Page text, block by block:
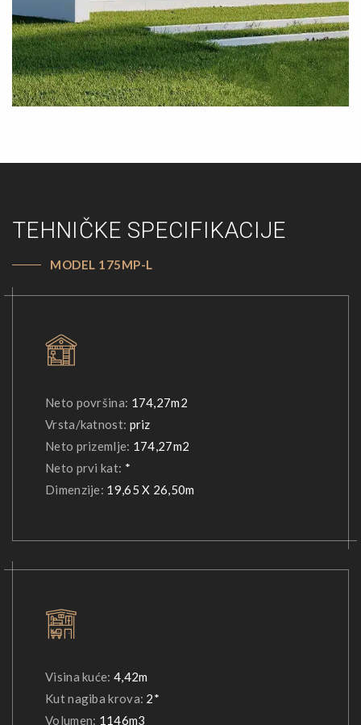
TEHNIČKE SPECIFIKACIJE
MODEL 175MP-L
Neto površina: 174,27m2
Vrsta/katnost: priz
Neto prizemlje: 174,27m2
Neto prvi kat: *
Dimenzije: 19,65 X 26,50m
Visina kuće: 4,42m
Kut nagiba krova: 2*
Volumen: 1146m3